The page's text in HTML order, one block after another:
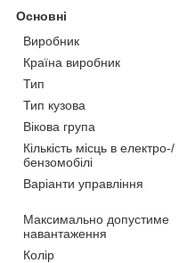
Основні
Виробник
Країна виробник
Тип
Тип кузова
Вікова група
Кількість місць в електро-/
бензомобілі
Варіанти управління
Максимально допустиме
навантаження
Колір